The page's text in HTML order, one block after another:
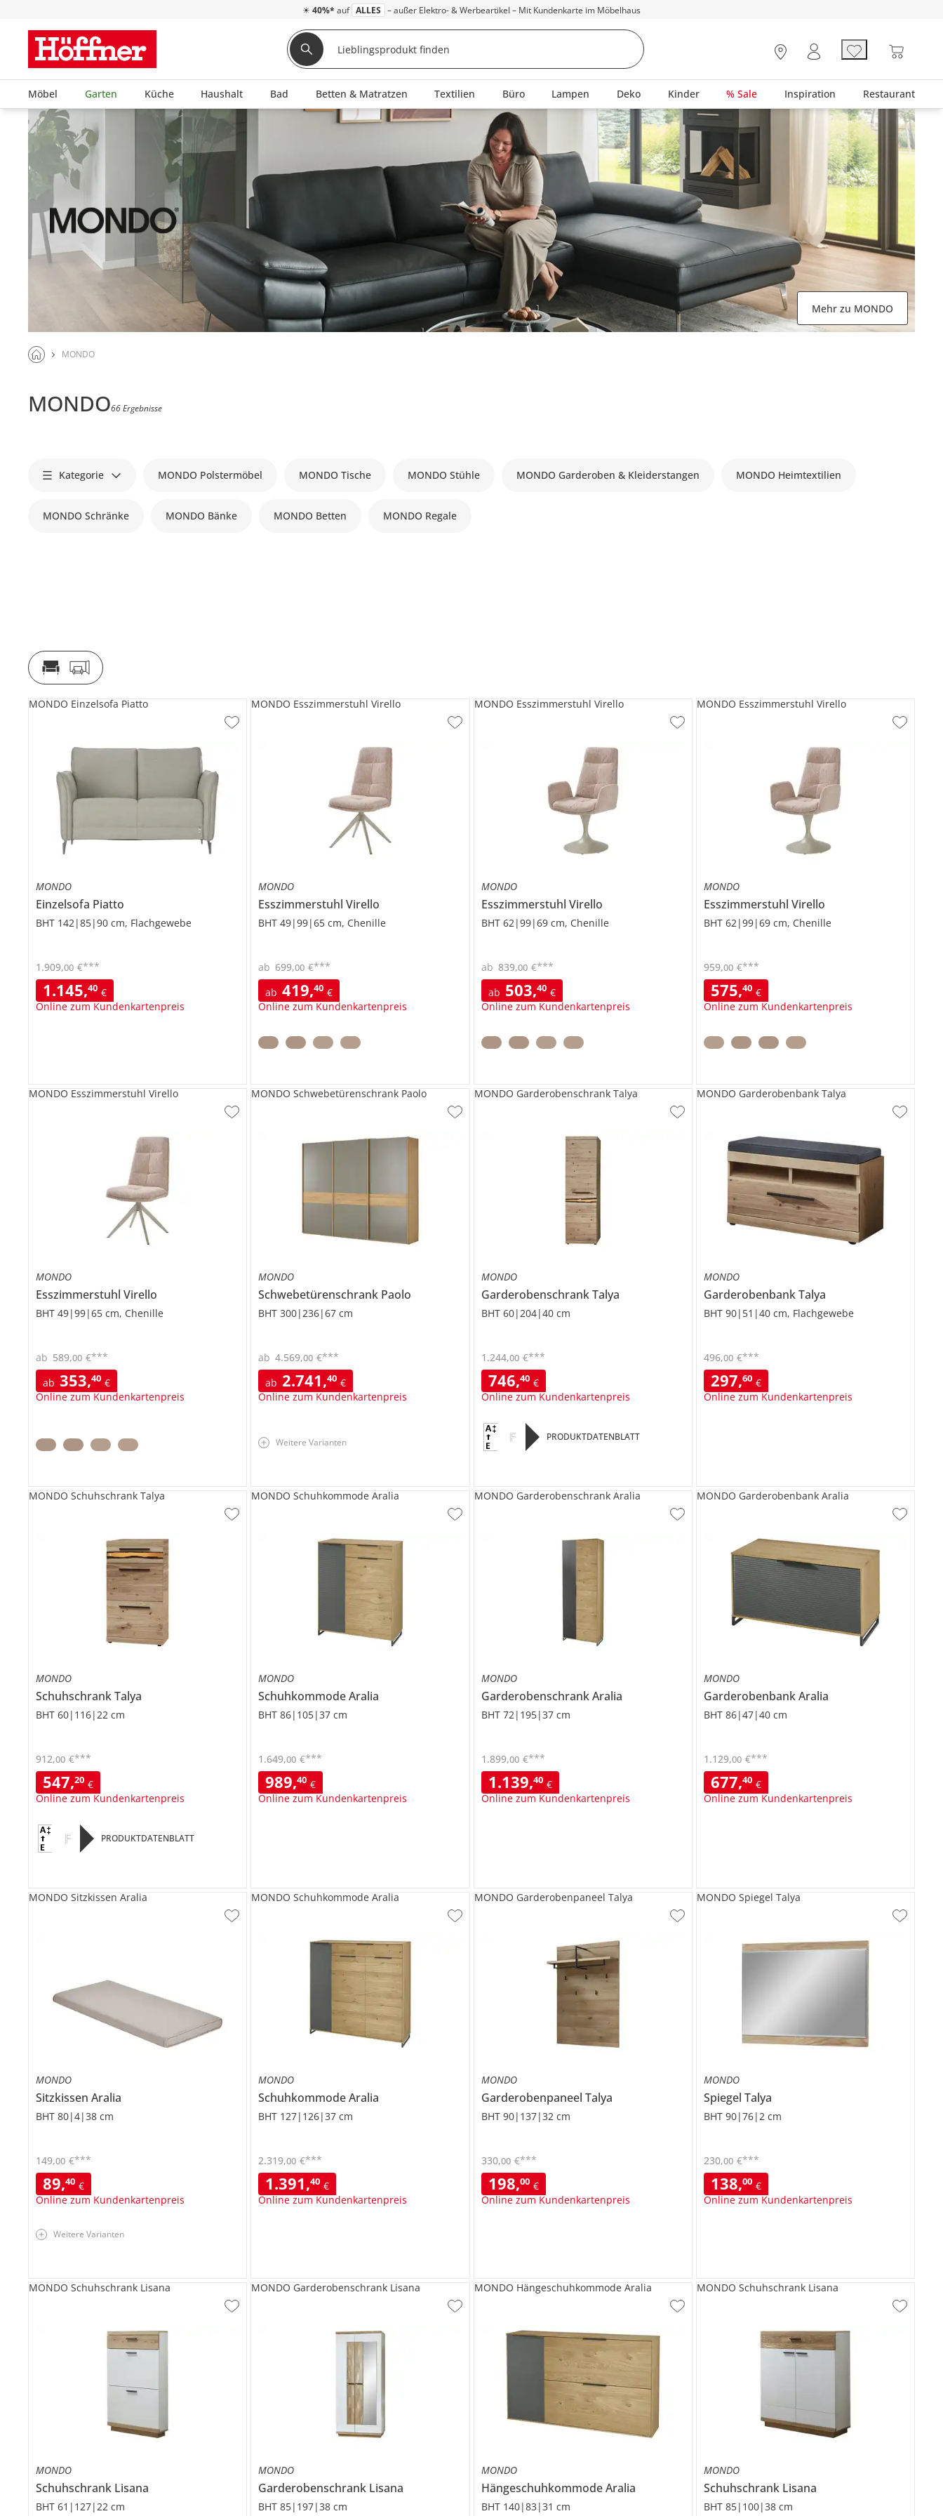
☀ 40%* auf ALLES – außer Elektro- & Werbeartikel – Mit Kundenkarte im Möbelhaus
Möbel Garten Küche Haushalt Bad Betten & Matratzen Textilien Büro Lampen Deko Kinder % Sale Inspiration Restaurant
Mehr zu MONDO
MONDO
MONDO66 Ergebnisse
Kategorie MONDO Polstermöbel MONDO Tische MONDO Stühle MONDO Garderoben & Kleiderstangen MONDO Heimtextilien
MONDO Schränke MONDO Bänke MONDO Betten MONDO Regale
MONDO
Einzelsofa Piatto
BHT 142|85|90 cm, Flachgewebe
1.145,40 €
Online zum Kundenkartenpreis
1.909,00 €***
MONDO Einzelsofa Piatto
MONDO
EsszimmerstuhlVirello
BHT 49|99|65 cm, Chenille
ab 419,40 €
Online zum Kundenkartenpreis
ab 699,00 €***
MONDO Esszimmerstuhl Virello
MONDO
Esszimmerstuhl Virello
BHT 62|99|69 cm, Chenille
ab 503,40 €
Online zum Kundenkartenpreis
ab 839,00 €***
MONDO Esszimmerstuhl Virello
MONDO
Esszimmerstuhl Virello
BHT 62|99|69 cm, Chenille
575,40 €
Online zum Kundenkartenpreis
959,00 €***
MONDO Esszimmerstuhl Virello
MONDO
EsszimmerstuhlVirello
BHT 49|99|65 cm, Chenille
ab 353,40 €
Online zum Kundenkartenpreis
ab 589,00 €***
MONDO Esszimmerstuhl Virello
MONDO
Schwebetürenschrank Paolo
BHT 300|236|67 cm
ab 2.741,40 €
Online zum Kundenkartenpreis
ab 4.569,00 €***
MONDO Schwebetürenschrank Paolo
Weitere Varianten
MONDO
GarderobenschrankTalya
BHT 60|204|40 cm
746,40 €
Online zum Kundenkartenpreis
1.244,00 €***
MONDO Garderobenschrank Talya
F PRODUKTDATENBLATT
MONDO
GarderobenbankTalya
BHT 90|51|40 cm, Flachgewebe
297,60 €
Online zum Kundenkartenpreis
496,00 €***
MONDO Garderobenbank Talya
MONDO
SchuhschrankTalya
BHT 60|116|22 cm
547,20 €
Online zum Kundenkartenpreis
912,00 €***
MONDO Schuhschrank Talya
F PRODUKTDATENBLATT
MONDO
SchuhkommodeAralia
BHT 86|105|37 cm
989,40 €
Online zum Kundenkartenpreis
1.649,00 €***
MONDO Schuhkommode Aralia
MONDO
GarderobenschrankAralia
BHT 72|195|37 cm
1.139,40 €
Online zum Kundenkartenpreis
1.899,00 €***
MONDO Garderobenschrank Aralia
MONDO
GarderobenbankAralia
BHT 86|47|40 cm
677,40 €
Online zum Kundenkartenpreis
1.129,00 €***
MONDO Garderobenbank Aralia
MONDO
SitzkissenAralia
BHT 80|4|38 cm
89,40 €
Online zum Kundenkartenpreis
149,00 €***
MONDO Sitzkissen Aralia
Weitere Varianten
MONDO
SchuhkommodeAralia
BHT 127|126|37 cm
1.391,40 €
Online zum Kundenkartenpreis
2.319,00 €***
MONDO Schuhkommode Aralia
MONDO
Garderobenpaneel Talya
BHT 90|137|32 cm
198,00 €
Online zum Kundenkartenpreis
330,00 €***
MONDO Garderobenpaneel Talya
MONDO
Spiegel Talya
BHT 90|76|2 cm
138,00 €
Online zum Kundenkartenpreis
230,00 €***
MONDO Spiegel Talya
MONDO
Schuhschrank Lisana
BHT 61|127|22 cm
MONDO Schuhschrank Lisana
MONDO
Garderobenschrank Lisana
BHT 85|197|38 cm
MONDO Garderobenschrank Lisana
MONDO
HängeschuhkommodeAralia
BHT 140|83|31 cm
MONDO Hängeschuhkommode Aralia
MONDO
Schuhschrank Lisana
BHT 85|100|38 cm
MONDO Schuhschrank Lisana